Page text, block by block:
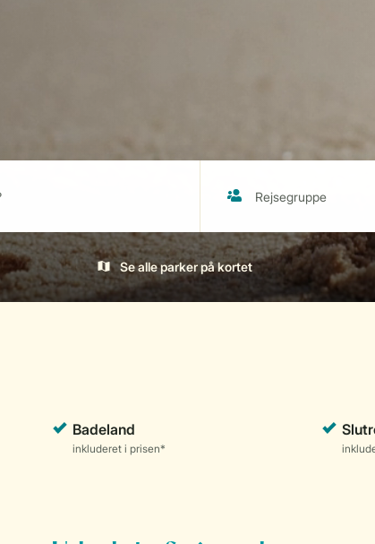
Se alle parker på kortet